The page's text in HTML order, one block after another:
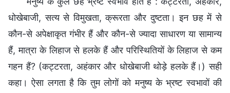
धोखेबाजी, सत्य से विमुखता, क्रूरता और दुष्टता। इन छह में से
कौन-से अपेक्षाकृत गंभीर हैं और कौन-से ज्यादा साधारण या सामान्य
हैं, मात्रा के लिहाज से हलके हैं और परिस्थितियों के लिहाज से कम
गहन हैं? (कट्टरता, अहंकार और धोखेबाजी थोड़े हलके हैं।) सही
कहा। ऐसा लगता है कि तुम लोगों को मनुष्य के भ्रष्ट स्वभावों की